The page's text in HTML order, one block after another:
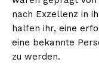
nach Exzellenz in
halfen ihr, eine
eine bekannte
zu werden.